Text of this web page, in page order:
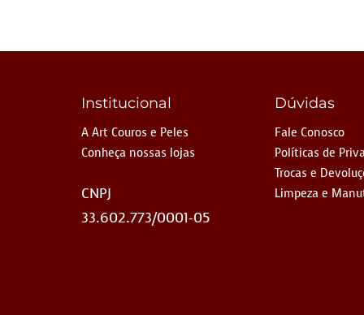
Institucional
A Art Couros e Peles
Conheça nossas lojas
CNPJ
33.602.773/0001-05
Dúvidas
Fale Conosco
Políticas de
Trocas e
Limpeza e